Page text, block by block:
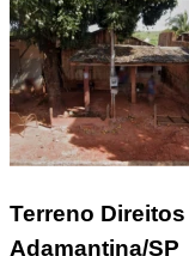
Terreno
Adamantina/SP